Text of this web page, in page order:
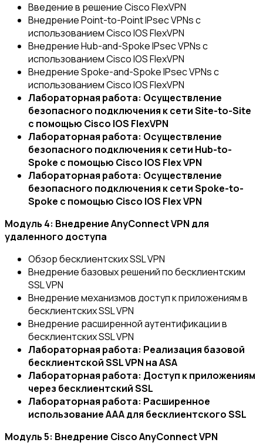
Введение в решение Cisco FlexVPN
Внедрение Point-to-Point IPsec VPNs с
использованием Cisco IOS FlexVPN
Внедрение Hub-and-Spoke IPsec VPNs с
использованием Cisco IOS FlexVPN
Внедрение Spoke-and-Spoke IPsec VPNs с
использованием Cisco IOS FlexVPN
Лабораторная работа: Осуществление
безопасного подключения к сети Site-to-Site
с помощью Cisco IOS FlexVPN
Лабораторная работа: Осуществление
безопасного подключения к сети Hub-to-
Spoke с помощью Cisco IOS Flex VPN
Лабораторная работа: Осуществление
безопасного подключения к сети Spoke-to-
Spoke с помощью Cisco IOS Flex VPN
Модуль 4: Внедрение AnyConnect VPN для
удаленного доступа
Обзор бесклиентских SSL VPN
Внедрение базовых решений по бесклиентским
SSL VPN
Внедрение механизмов доступ к приложениям в
бесклиентских SSL VPN
Внедрение расширенной аутентификации в
бесклиентских SSL VPN
Лабораторная работа: Реализация базовой
бесклиентской SSL VPN на ASA
Лабораторная работа: Доступ к приложениям
через бесклиентский SSL
Лабораторная работа: Расширенное
использование AAA для бесклиентского SSL
Модуль5: Внедрение Cisco AnyConnect VPN